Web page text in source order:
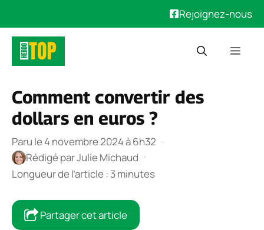
Rejoignez-nous
Aller
contenu
Comment convertir des
dollars en euros ?
Paru le 4 novembre 2024 à 6h32 ·
Rédigé parJulie Michaud ·
Longueur de l’article : 3 minutes
Partager cet article